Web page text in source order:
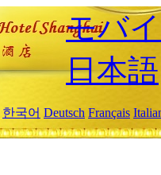
モバ
日本語
한국어 Deutsch Français